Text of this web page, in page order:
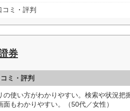
コミ・評判
券
ミ・評判
の使い方がわかりやすい。検索や状況把
面もわかりやすい。（50代／女性）